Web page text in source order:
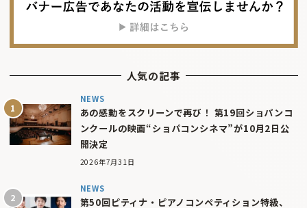
人気の記事
NEWS
あの感動をスクリーンで再び！ 第19回ショパンコ
ンクールの映画“ショパコンシネマ”が10月2日公
開決定
2026年7月31日
NEWS
第50回ピティナ・ピアノコンペティション特級、